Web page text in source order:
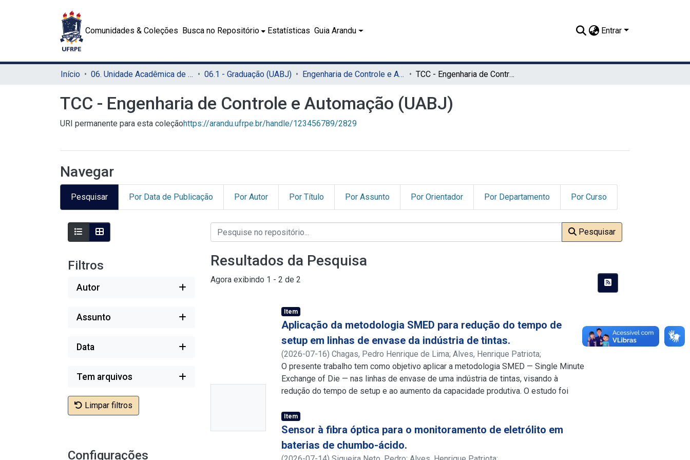
Comunidades & Coleções Busca no Repositório Estatísticas Guia Arandu Entrar
Início 06. Unidade Acadêmica de Belo Jardim (UABJ) 06.1 - Graduação (UABJ) Engenharia de Controle e Automação (UABJ) TCC - Engenharia de Controle e Automação (UABJ)
TCC - Engenharia de Controle e Automação (UABJ)
URI permanente para esta coleçãohttps://arandu.ufrpe.br/handle/123456789/2829
Navegar
Pesquisar Por Data de Publicação Por Autor Por Título Por Assunto Por Orientador Por Departamento Por Curso
Filtros
Autor
Assunto
Data
Tem arquivos
Limpar filtros
Configurações
Pesquisar
Resultados da Pesquisa
Agora exibindo 1 - 2 de 2
Item
Aplicação da metodologia SMED para redução do tempo de
setup em linhas de envase da indústria de tintas.
(2026-07-16)Chagas, Pedro Henrique de Lima;Alves, Henrique Patriota;
http://lattes.cnpq.br/7427411475422754;http://lattes.cnpq.br/3346672305686656
O presente trabalho tem como objetivo aplicar a metodologia SMED — Single Minute
Exchange of Die — nas linhas de envase de uma indústria de tintas, visando à
redução do tempo de setup e ao aumento da capacidade produtiva. O estudo foi
2025 e do primeiro quadrimestre de 2026. A partir do mapeamento e estudo dos
tempos das atividades de setup, foram identificadas as principais causas do tempo
elevado de troca: ausência de padronização, realização de atividades internas que
poderiam ser antecipadas, movimentação excessiva dos operadores e
Item
Sensor à fibra óptica para o monitoramento de eletrólito em
baterias de chumbo-ácido.